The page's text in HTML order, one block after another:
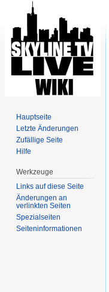
Hauptseite
Letzte Änderungen
Zufällige Seite
Hilfe
Werkzeuge
Links auf diese Seite
Änderungen an
verlinkten Seiten
Spezialseiten
Seiten­informationen